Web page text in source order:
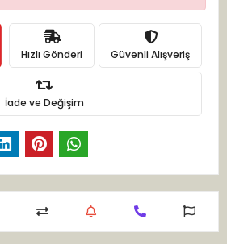
Hızlı Gönderi Güvenli Alışveriş
İade ve Değişim